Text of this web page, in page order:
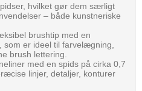
hvilket gør dem særligt
– både kunstneriske
brushtip med en
er ideel til farvelægning,
brush lettering.
med en spids på cirka 0,7
linjer, detaljer, konturer